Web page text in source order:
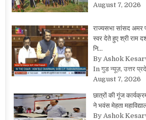
August 7, 2026
राज्यसभा सांसद अमर
स्वर देते हुए श्री राम
नि…
By Ashok
In गुड न्यूज़, उत्तर
August 7, 2026
छात्रों की गूंज
ने भवंस मेहता
By Ashok